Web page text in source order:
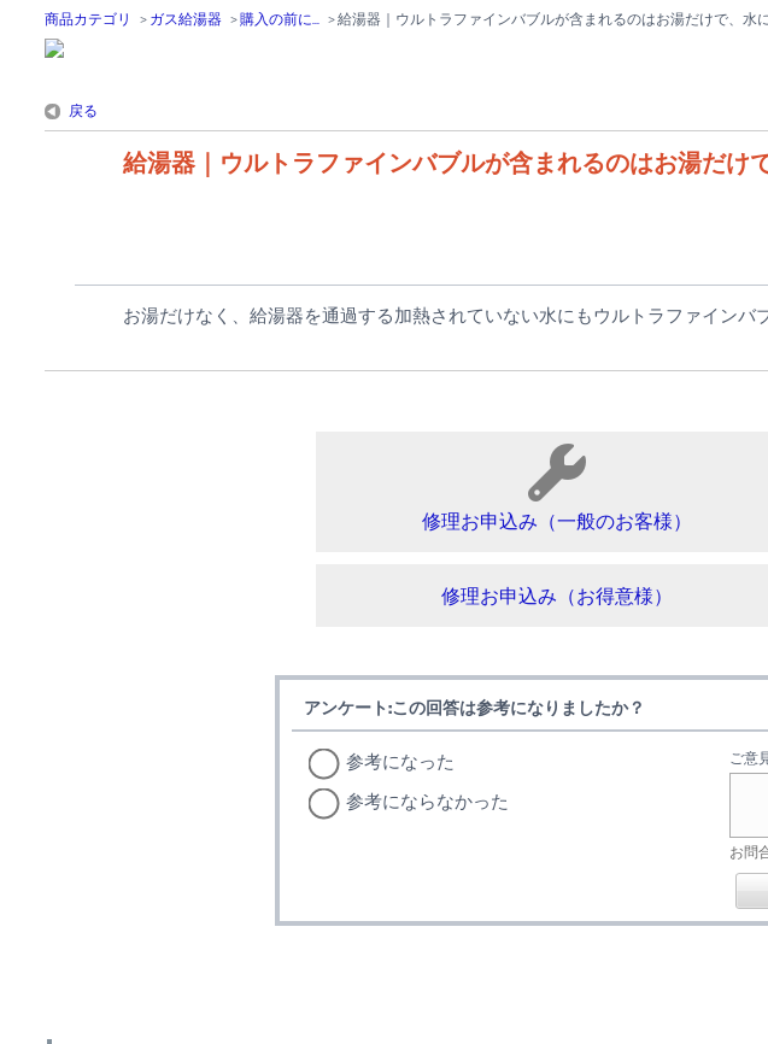
商品カテゴリ > ガス給湯器 >購入の前に... >給湯器｜ウルトラファインバブルが含まれるのはお湯だけで、水
戻る
給湯器｜ウルトラファインバブルが含まれるのはお湯だけ
お湯だけなく、給湯器を通過する加熱されていない水にもウルトラファインバ
修理お申込み（一般のお客様）
修理お申込み（お得意様）
アンケート:この回答は参考になりましたか？
参考になった
参考にならなかった
ご意
お問